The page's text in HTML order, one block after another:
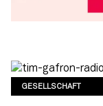
GESELLSCHAFT